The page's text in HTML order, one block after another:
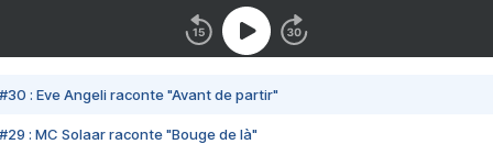
#30 : Eve Angeli raconte "Avant de partir"
#29 : MC Solaar raconte "Bouge de là"